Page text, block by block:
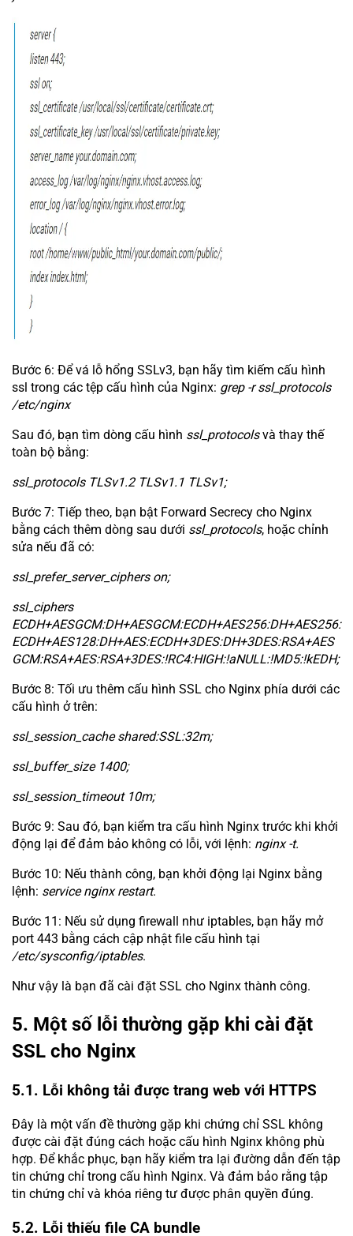
Bước 6: Để vá lỗ hổng SSLv3, bạn hãy tìm kiếm cấu hình
ssl trong các tệp cấu hình của Nginx: grep -r ssl_protocols
/etc/nginx
Sau đó, bạn tìm dòng cấu hình ssl_protocolsvà thay thế
toàn bộ bằng:
ssl_protocols TLSv1.2 TLSv1.1 TLSv1;
Bước 7: Tiếp theo, bạn bật Forward Secrecy cho Nginx
bằng cách thêm dòng sau dưới ssl_protocols, hoặc chỉnh
sửa nếu đã có:
ssl_prefer_server_ciphers on;
ssl_ciphers
ECDH+AESGCM:DH+AESGCM:ECDH+AES256:DH+AES256:
ECDH+AES128:DH+AES:ECDH+3DES:DH+3DES:RSA+AES
GCM:RSA+AES:RSA+3DES:!RC4:HIGH:!aNULL:!MD5:!kEDH;
Bước 8: Tối ưu thêm cấu hình SSL cho Nginx phía dưới các
cấu hình ở trên:
ssl_session_cache shared:SSL:32m;
ssl_buffer_size 1400;
ssl_session_timeout 10m;
Bước 9: Sau đó, bạn kiểm tra cấu hình Nginx trước khi khởi
động lại để đảm bảo không có lỗi, với lệnh: nginx -t.
Bước 10: Nếu thành công, bạn khởi động lại Nginx bằng
lệnh: service nginx restart.
Bước 11: Nếu sử dụng firewall như iptables, bạn hãy mở
port 443 bằng cách cập nhật file cấu hình tại
/etc/sysconfig/iptables.
Như vậy là bạn đã cài đặt SSL cho Nginx thành công.
5. Một số lỗi thường gặp khi cài đặt
SSL cho Nginx
5.1. Lỗi không tải được trang web với HTTPS
Đây là một vấn đề thường gặp khi chứng chỉ SSL không
được cài đặt đúng cách hoặc cấu hình Nginx không phù
hợp. Để khắc phục, bạn hãy kiểm tra lại đường dẫn đến tập
tin chứng chỉ trong cấu hình Nginx. Và đảm bảo rằng tập
tin chứng chỉ và khóa riêng tư được phân quyền đúng.
5.2. Lỗi thiếu file CA bundle